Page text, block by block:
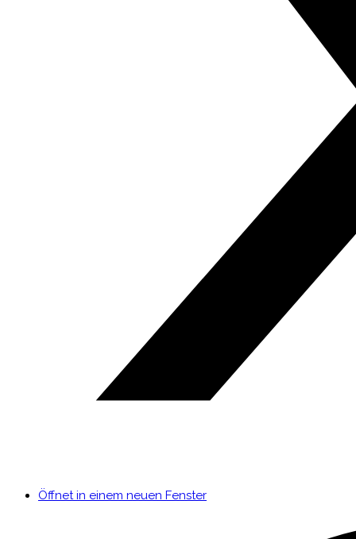
Öffnet in einem neuen Fenster